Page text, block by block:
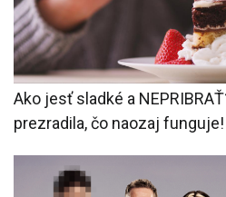
Ako jesť sladké a
prezradila, čo naozaj funguje!